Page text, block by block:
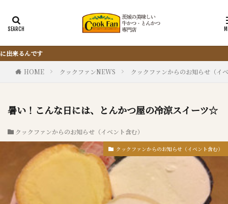
HOME クックファンNEWS クックファンからのお知らせ（イ
暑い！こんな日には、とんかつ屋の冷涼スイーツ☆
クックファンからのお知らせ（イベント含む）
クックファンからのお知らせ（イベント含む）